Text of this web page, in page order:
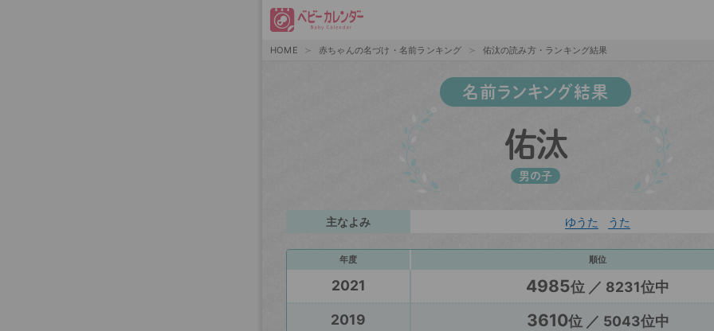
HOME 赤ちゃんの名づけ・名前ランキング 佑汰の読み方・ランキング結果
名前ランキング結果
佑汰
男の子
主なよみ ゆうた うた
年度 順位
2021 4985位 ／ 8231位中
2019
3610位 ／ 5043位中